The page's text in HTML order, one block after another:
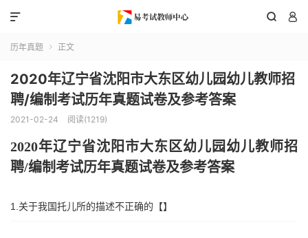
 

历年真题  正文
2020年辽宁省沈阳市大东区幼儿园幼儿教师招
聘/编制考试历年真题试卷及参考答案
2021-02-24 阅读(1219)
2020年辽宁省沈阳市大东区幼儿园幼儿教师招
聘/编制考试历年真题试卷及参考答案
1.关于我国托儿所的描述不正确的【】